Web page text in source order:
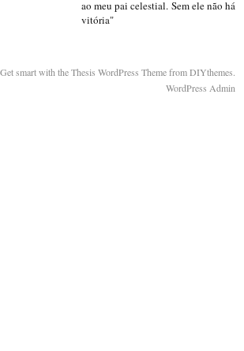
ao meu pai celestial. Sem ele não há
vitória"
Get smart with the Thesis WordPress Theme from DIYthemes.
WordPress Admin